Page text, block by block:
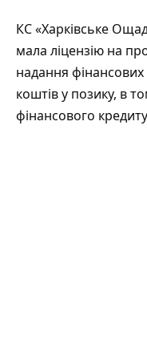
КС «Харківське
мала ліцензію на
надання
коштів у позику, в
фінансового